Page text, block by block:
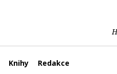
Knihy Redakce